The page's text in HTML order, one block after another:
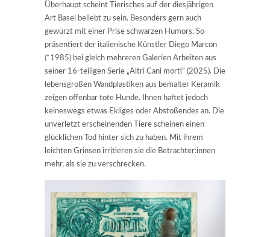
Überhaupt scheint Tierisches auf der diesjährigen
Art Basel beliebt zu sein. Besonders gern auch
gewürzt mit einer Prise schwarzen Humors. So
präsentiert der italienische Künstler Diego Marcon
(*1985) bei gleich mehreren Galerien Arbeiten aus
seiner 16-teiligen Serie „Altri Cani morti“ (2025). Die
lebensgroßen Wandplastiken aus bemalter Keramik
zeigen offenbar tote Hunde. Ihnen haftet jedoch
keineswegs etwas Ekliges oder Abstoßendes an. Die
unverletzt erscheinenden Tiere scheinen einen
glücklichen Tod hinter sich zu haben. Mit ihrem
leichten Grinsen irritieren sie die Betrachter:innen
mehr, als sie zu verschrecken.